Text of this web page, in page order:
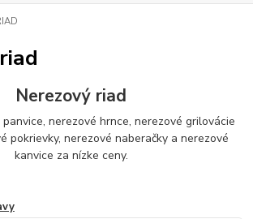
Nerezový riad
nerezové hrnce, nerezové grilovácie
pokrievky, nerezové naberačky a nerezové
kanvice za nízke ceny.